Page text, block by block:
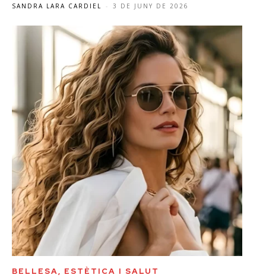
SANDRA LARA CARDIEL - 3 DE JUNY DE 2026
BELLESA, ESTÈTICA I SALUT